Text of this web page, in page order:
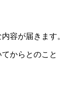
容が届きます。
からとのこと